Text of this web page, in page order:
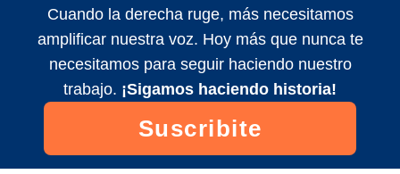
2024/11/1
Colombatti y equipo
2024/11/5
Maldita Suerte EN VIVO con Matías
Colombatti y equipo
Cuando la derecha ruge, más necesitamos
amplificar nuestra voz. Hoy más que nunca te
necesitamos para seguir haciendo nuestro
trabajo. ¡Sigamos haciendo historia!
Suscribite